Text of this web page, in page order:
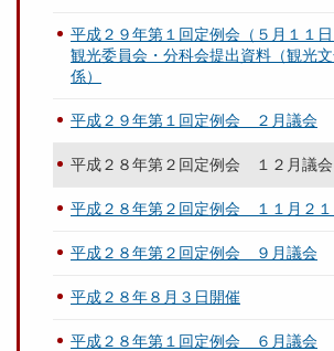
平成２９年第１回定例会（５月１１
観光委員会・分科会提出資料（観光
係）
平成２９年第１回定例会 ２月議会
平成２８年第２回定例会 １２月議会
平成２８年第２回定例会 １１月２
平成２８年第２回定例会 ９月議会
平成２８年８月３日開催
平成２８年第１回定例会 ６月議会